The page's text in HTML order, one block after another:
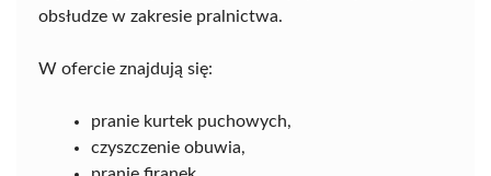
obsłudze w zakresie pralnictwa.
W ofercie znajdują się:
pranie kurtek puchowych,
czyszczenie obuwia,